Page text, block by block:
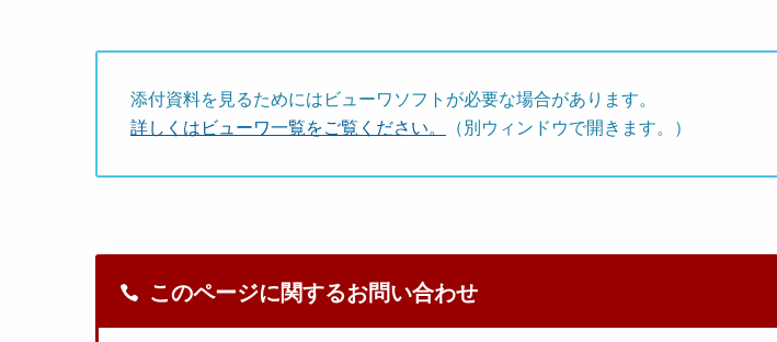
添付資料を見るためにはビューワソフトが必要な場合があります。
詳しくはビューワ一覧をご覧ください。
（別ウィンドウで開きます。）
このページに関するお問い合わせ